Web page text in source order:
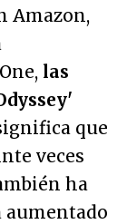
Amazon,
las
que
veces
ha
aumentado